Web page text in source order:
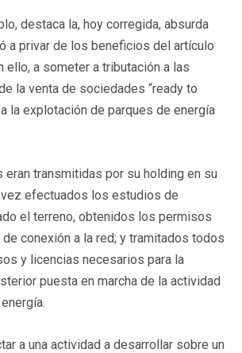
destaca la, hoy corregida, absurda
a privar de los beneficios del artículo
ello, a someter a tributación a las
la venta de sociedades “ready to
la explotación de parques de energía
transmitidas por su holding en su
efectuados los estudios de
el terreno, obtenidos los permisos
conexión a la red; y tramitados todos
y licencias necesarios para la
puesta en marcha de la actividad
a una actividad a desarrollar sobre un